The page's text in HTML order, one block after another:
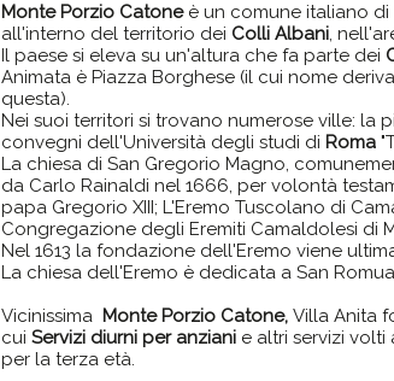
Monte Porzio Catoneè un comune italiano
all'interno del territorio dei Colli Albani,
Il paese si eleva su un'altura che fa parte dei
Animata è Piazza Borghese (il cui nome
questa).
Nei suoi territori si trovano numerose ville: la
convegni dell'Università degli studi di Roma
La chiesa di San Gregorio Magno,
da Carlo Rainaldi nel 1666, per volontà
papa Gregorio XIII; L'Eremo Tuscolano di
Congregazione degli Eremiti Camaldolesi di
Nel 1613 la fondazione dell'Eremo viene
La chiesa dell'Eremo è dedicata a San
Vicinissima Monte Porzio Catone, Villa Anita
cuiServizi diurni per anziani e altri servizi volti
per la terza età.